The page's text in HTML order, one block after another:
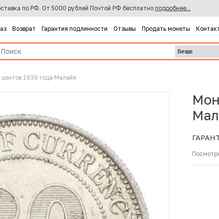
по РФ. От 5000 рублей Почтой РФ бесплатно подробнее...
Возврат Гарантия подлинности Отзывы Продать монеты
центов 1939 года Малайя